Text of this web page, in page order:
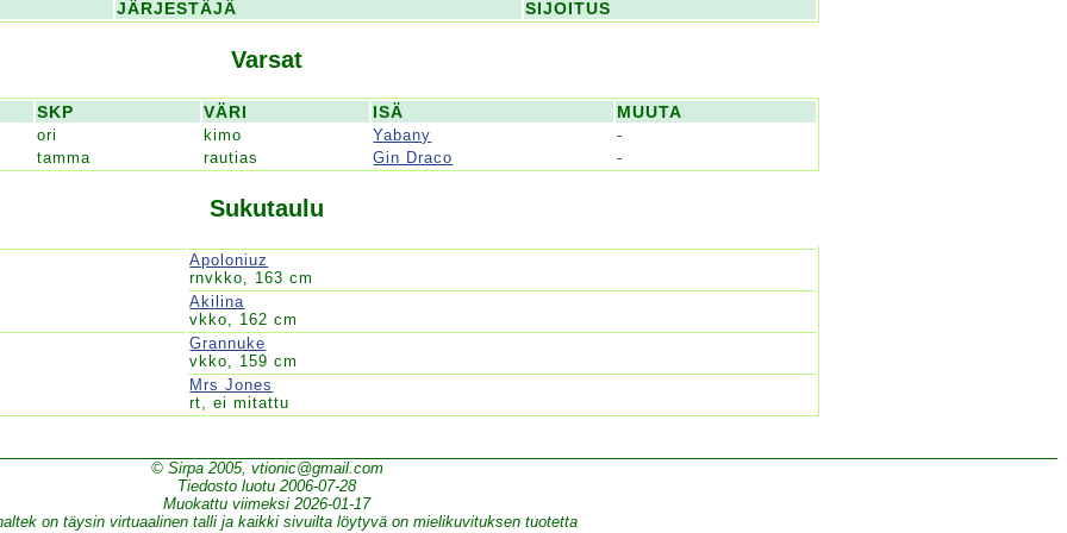
JÄRJESTÄJÄ SIJOITUS
Varsat
SKP VÄRI ISÄ MUUTA
ori kimo Yabany
-
tamma
rautias Gin Draco -
Sukutaulu
Apoloniuz
rnvkko, 163 cm
Akilina
vkko, 162 cm
Grannuke
vkko, 159 cm
Mrs Jones
rt, ei mitattu
© Sirpa 2005, vtionic@gmail.com
Tiedosto luotu 2006-07-28
Muokattu viimeksi 2026-01-17
on täysin virtuaalinen talli ja kaikki sivuilta löytyvä on mielikuvituksen tuotetta